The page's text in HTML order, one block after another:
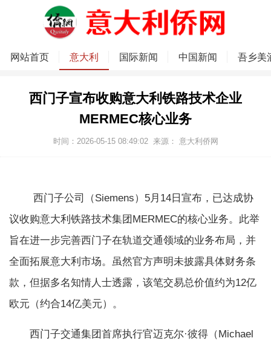
网站首页 意大利 国际新闻 中国新闻 吾乡美
西门子宣布收购意大利铁路技术企业
MERMEC核心业务
时间：2026-05-15 08:49:02 来源： 意大利侨网
西门子公司（Siemens）5月14日宣布，已达成协
议收购意大利铁路技术集团MERMEC的核心业务。此举
旨在进一步完善西门子在轨道交通领域的业务布局，并
全面拓展意大利市场。虽然官方声明未披露具体财务条
款，但据多名知情人士透露，该笔交易总价值约为12亿
欧元（约合14亿美元）。
西门子交通集团首席执行官迈克尔·彼得（Michael